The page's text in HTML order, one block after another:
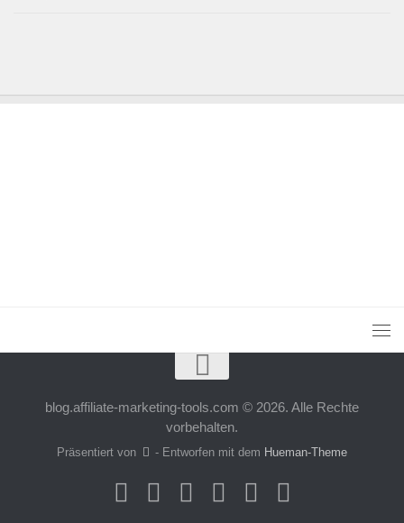
blog.affiliate-marketing-tools.com © 2026. Alle Rechte
vorbehalten.
Präsentiert von - Entworfen mit dem Hueman-Theme